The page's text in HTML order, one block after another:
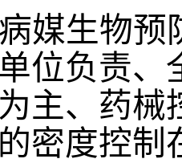
病媒生物预
位负责、
主、药械
密度控制